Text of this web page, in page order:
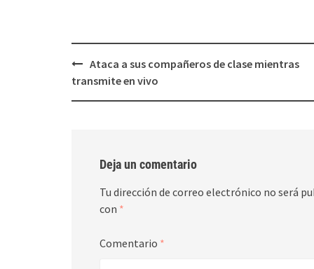
Post
navigation
Ataca a sus compañeros de clase mientras
transmite en vivo
Deja un comentario
Tu dirección de correo electrónico no será
con *
Comentario *